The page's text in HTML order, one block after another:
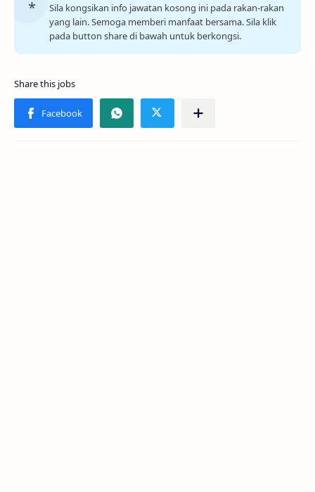
Sila kongsikan info jawatan kosong ini pada rakan-rakan
yang lain. Semoga memberi manfaat bersama. Sila klik
pada button share di bawah untuk berkongsi.